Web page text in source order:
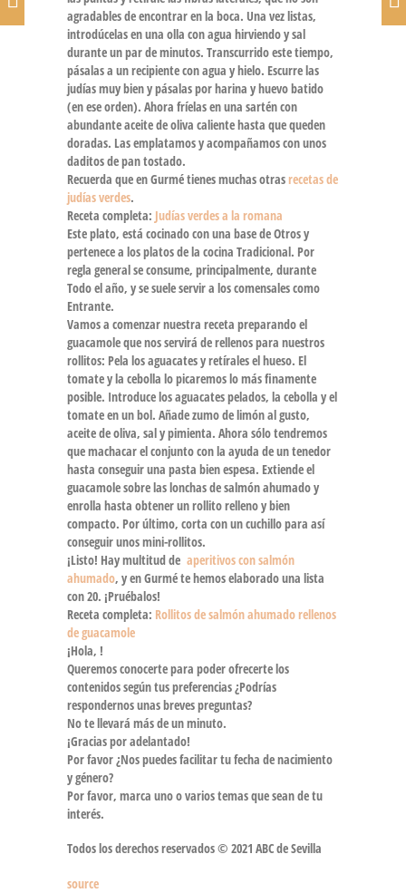
agradables de encontrar en la boca. Una vez listas,
introdúcelas en una olla con agua hirviendo y sal
durante un par de minutos. Transcurrido este tiempo,
pásalas a un recipiente con agua y hielo. Escurre las
judías muy bien y pásalas por harina y huevo batido
(en ese orden). Ahora fríelas en una sartén con
abundante aceite de oliva caliente hasta que queden
doradas. Las emplatamos y acompañamos con unos
daditos de pan tostado.
Recuerda que en Gurmé tienes muchas otrasrecetas de
judías verdes.
Receta completa: Judías verdes a la romana
Este plato, está cocinado con una base de Otros y
pertenece a los platos de la cocina Tradicional. Por
regla general se consume, principalmente, durante
Todo el año, y se suele servir a los comensales como
Entrante.
Vamos a comenzar nuestra receta preparando el
guacamole que nos servirá de rellenos para nuestros
rollitos: Pela los aguacates y retírales el hueso. El
tomate y la cebolla lo picaremos lo más finamente
posible. Introduce los aguacates pelados, la cebolla y el
tomate en un bol. Añade zumo de limón al gusto,
aceite de oliva, sal y pimienta. Ahora sólo tendremos
que machacar el conjunto con la ayuda de un tenedor
hasta conseguir una pasta bien espesa. Extiende el
guacamole sobre las lonchas de salmón ahumado y
enrolla hasta obtener un rollito relleno y bien
compacto. Por último, corta con un cuchillo para así
conseguir unos mini-rollitos.
¡Listo! Hay multitud de aperitivos con salmón
ahumado, y en Gurmé te hemos elaborado una lista
con 20. ¡Pruébalos!
Receta completa: Rollitos de salmón ahumado rellenos
de guacamole
¡Hola, !
Queremos conocertepara poder ofrecerte los
contenidos según tus preferencias ¿Podrías
respondernos unas breves preguntas?
No te llevará más de un minuto.
¡Gracias por adelantado!
Por favor ¿Nos puedes facilitar tu fecha de nacimiento
y género?
Por favor, marca uno o varios temas que sean de tu
interés.
Todos los derechos reservados © 2021 ABC de Sevilla
source